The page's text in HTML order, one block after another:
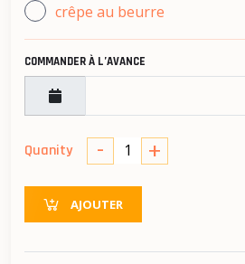
crêpe au beurre
COMMANDER À L’AVANCE
Quanity - +
AJOUTER